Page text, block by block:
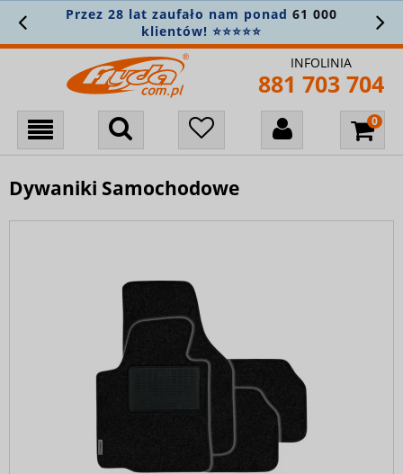
Przez 28 lat zaufało nam ponad 61 000
klientów! ⭐⭐⭐⭐⭐
INFOLINIA
881 703 704
Dywaniki Samochodowe